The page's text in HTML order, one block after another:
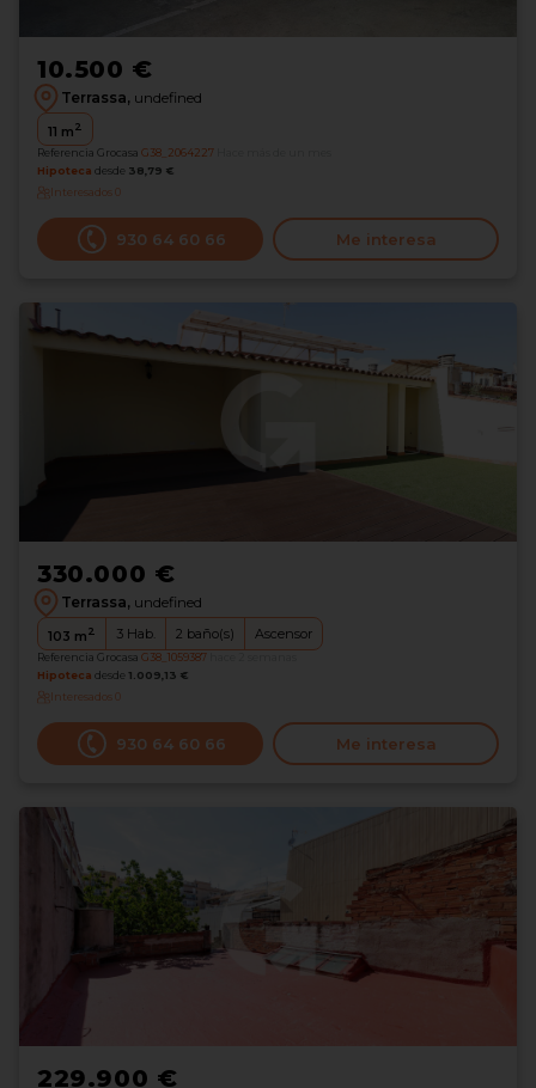
10.500 €
Terrassa, undefined
11 m2
Referencia Grocasa G38_2064227
Hipoteca desde 38,79 €
Interesados0
930 64 60 66 Me interesa
330.000 €
Terrassa, undefined
103 m2 3 Hab. 2 baño(s) Ascensor
Referencia Grocasa G38_1059387
Hipoteca desde 1.009,13 €
Interesados0
930 64 60 66 Me interesa
229.900 €